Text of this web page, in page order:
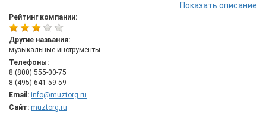
Компания - официальный дилер 300 мировых брендов
Yamaha, Fender, Ibanez, Gibson, Marshall, Casio, AKG, Shure,
Korg, Numark, Pioneer, Tamа, Zildjian, Mackie, JBL и других.
Музторг – первый ритейлер в своем сегменте,
реализовавший омниканальный подход: в магазинах и онлайн
для покупателей всегда единые цены, ассортимент и сервис.
Показать описание
Рейтинг компании:
Другие названия:
музыкальные инструменты
Телефоны:
8 (800) 555-00-75
8 (495) 641-59-59
Email: info@muztorg.ru
Сайт: muztorg.ru